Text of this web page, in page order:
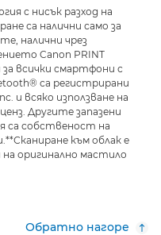
с нисък разход на
са налични само за
налични чрез
Canon PRINT
за всички смартфони с
са регистрирани
и всяко използване на
Другите запазени
са собственост на
**Сканиране към облак е
оригинално мастило
Обратно нагоре